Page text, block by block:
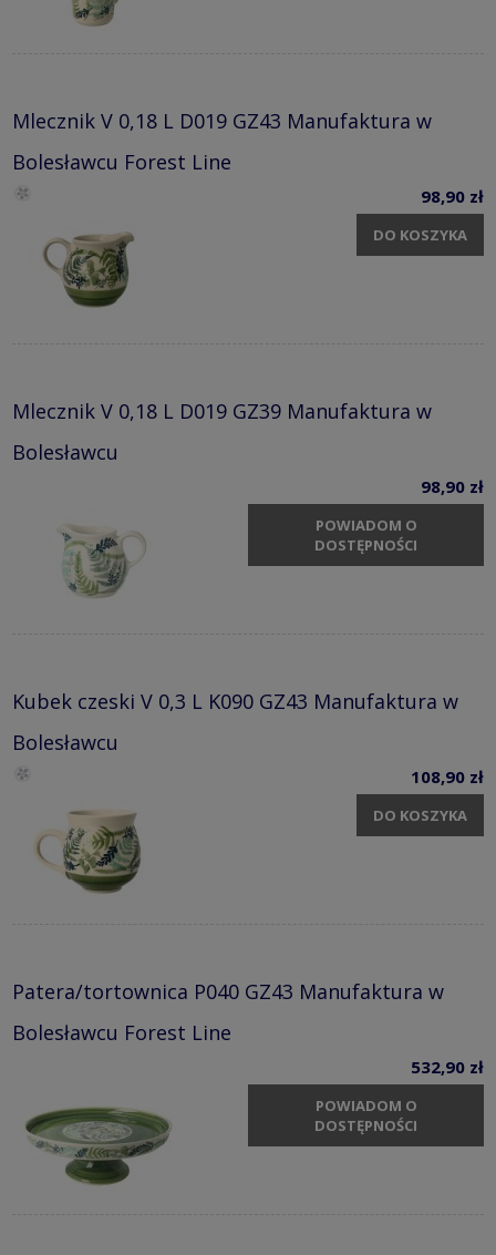
Mlecznik V 0,18 L D019 GZ43 Manufaktura w
Bolesławcu Forest Line
98,90 zł
DO KOSZYKA
Mlecznik V 0,18 L D019 GZ39 Manufaktura w
Bolesławcu
98,90 zł
POWIADOM O
DOSTĘPNOŚCI
Kubek czeski V 0,3 L K090 GZ43 Manufaktura w
Bolesławcu
108,90 zł
DO KOSZYKA
Patera/tortownica P040 GZ43 Manufaktura w
Bolesławcu Forest Line
532,90 zł
POWIADOM O
DOSTĘPNOŚCI